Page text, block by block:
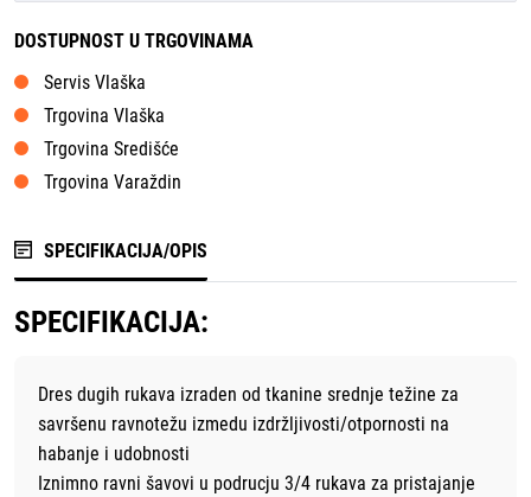
DOSTUPNOST U TRGOVINAMA
Servis Vlaška
Trgovina Vlaška
Trgovina Središće
Trgovina Varaždin
SPECIFIKACIJA/OPIS
SPECIFIKACIJA:
Dres dugih rukava izraden od tkanine srednje težine za
savršenu ravnotežu izmedu izdržljivosti/otpornosti na
habanje i udobnosti
Iznimno ravni šavovi u podrucju 3/4 rukava za pristajanje